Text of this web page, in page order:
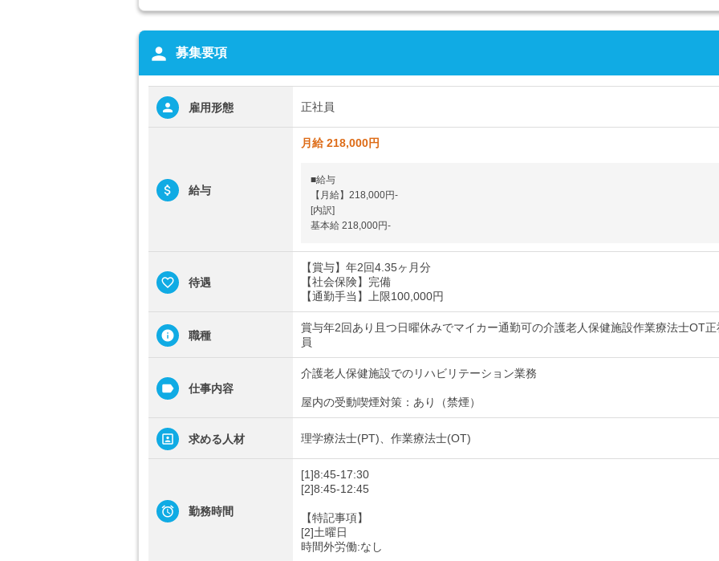
person 募集要項
雇用形態 正社員
給与
月給 218,000円
■給与
【月給】218,000円-
[内訳]
基本給 218,000円-
待遇
【賞与】年2回4.35ヶ月分
【社会保険】完備
【通勤手当】上限100,000円
職種
賞与年2回あり且つ日曜休みでマイカー通勤可の介護老人保健施設作業療法士OT正
員
仕事内容
介護老人保健施設でのリハビリテーション業務
屋内の受動喫煙対策：あり（禁煙）
求める人材 理学療法士(PT)、作業療法士(OT)
勤務時間
[1]8:45-17:30
[2]8:45-12:45
【特記事項】
[2]土曜日
時間外労働:なし